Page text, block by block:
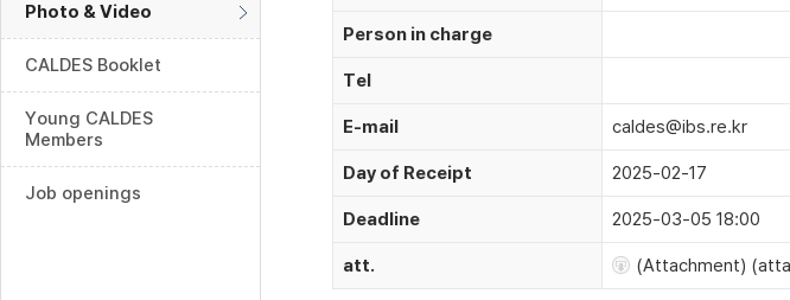
Photo & Video
CALDES Booklet
Young CALDES
Members
Job openings
Person in charge
Tel
E-mail caldes@ibs.re.kr
Day of Receipt 2025-02-17
Deadline 2025-03-05 18:00
att. (Attachment)